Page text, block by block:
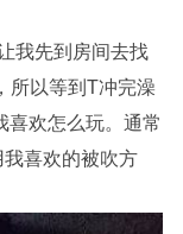
我先到房间去找
所以等到T冲完澡
喜欢怎么玩。通常
喜欢的被吹方